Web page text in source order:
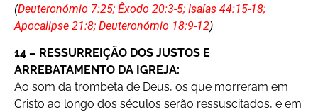
(Deuteronómio 7:25; Êxodo 20:3-5; Isaías 44:15-18;
Apocalipse 21:8; Deuteronómio 18:9-12)
14 – RESSURREIÇÃO DOS JUSTOS E
ARREBATAMENTO DA IGREJA:
Ao som da trombeta de Deus, os que morreram em
Cristo ao longo dos séculos serão ressuscitados, e em